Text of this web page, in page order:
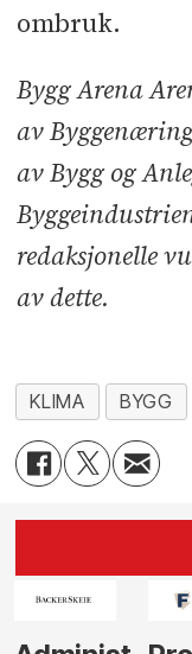
ombruk.
Bygg Arena
av
av Bygg og
redaksjonelle
av dette.
KLIMA BYGG